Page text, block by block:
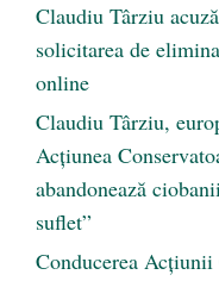
Claudiu Târziu
solicitarea de
online
Claudiu Târziu,
Acțiunea
abandonează
suflet”
Conducerea